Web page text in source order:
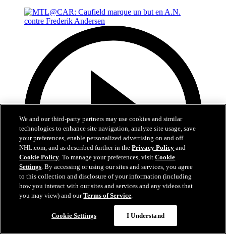
MTL@CAR: Caufield marque un but en A.N.
We and our third-party partners may use cookies and similar
technologies to enhance site navigation, analyze site usage, save
your preferences, enable personalized advertising on and off
NHL.com, and as described further in thePrivacy Policy and
Cookie Policy. To manage your preferences, visitCookie
Settings. By accessing or using our sites and services, you agree
to this collection and disclosure of your information (including
how you interact with our sites and services and any videos that
you may view) and ourTerms of Service.
Cookie Settings I Understand